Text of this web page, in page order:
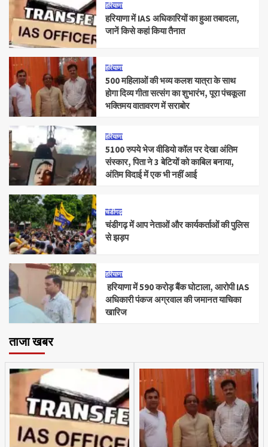
हरियाणा
हरियाणा में IAS अधिकारियों का हुआ तबादला,
जानें किसे कहां किया तैनात
हरियाणा
500 महिलाओं की भव्य कलश यात्रा के साथ
होगा दिव्य गीता सत्संग का शुभारंभ, पूरा पंचकूला
भक्तिमय वातावरण में सराबोर
हरियाणा
5100 रुपये भेज वीडियो कॉल पर देखा अंतिम
संस्कार, पिता ने 3 बेटियों को काबिल बनाया,
अंतिम विदाई में एक भी नहीं आई
चंडीगढ़
चंडीगढ़ में आप नेताओं और कार्यकर्ताओं की पुलिस
से झड़प
हरियाणा
हरियाणा में 590 करोड़ बैंक घोटाला, आरोपी IAS
अधिकारी पंकज अग्रवाल की जमानत याचिका
खारिज
ताजा खबर